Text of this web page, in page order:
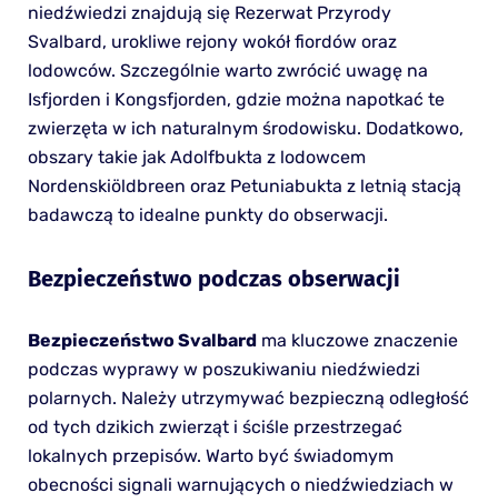
niedźwiedzi znajdują się Rezerwat Przyrody
Svalbard, urokliwe rejony wokół fiordów oraz
lodowców. Szczególnie warto zwrócić uwagę na
Isfjorden i Kongsfjorden, gdzie można napotkać te
zwierzęta w ich naturalnym środowisku. Dodatkowo,
obszary takie jak Adolfbukta z lodowcem
Nordenskiöldbreen oraz Petuniabukta z letnią stacją
badawczą to idealne punkty do obserwacji.
Bezpieczeństwo podczas obserwacji
Bezpieczeństwo Svalbardma kluczowe znaczenie
podczas wyprawy w poszukiwaniu niedźwiedzi
polarnych. Należy utrzymywać bezpieczną odległość
od tych dzikich zwierząt i ściśle przestrzegać
lokalnych przepisów. Warto być świadomym
obecności signali warnujących o niedźwiedziach w